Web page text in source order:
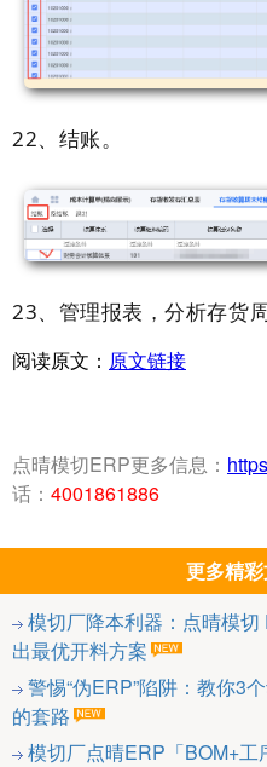
22、 结账。
23、管理报表，分析存货
阅读原文： 原文链接
点晴模切ERP更多信息：
话： 4001861886
更多精
模切厂降本利器：点晴模
出最优开料方案
警惕“伪ERP”陷阱：教你3
的套路
模切厂点晴ERP「BOM+